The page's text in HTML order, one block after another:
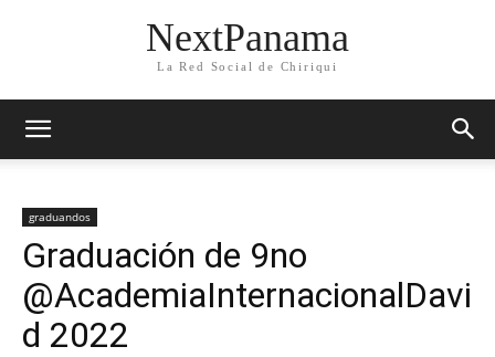
NextPanama
La Red Social de Chiriqui
graduandos
Graduación de 9no
@AcademiaInternacionalDavi
d 2022